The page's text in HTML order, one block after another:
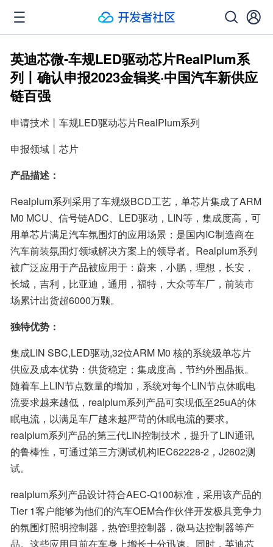
英迪芯微-车规LED驱动芯片RealPlum系
列丨确认申报2023金辑奖·中国汽车新供应
链百强
申请技术丨车规LED驱动芯片RealPlum系列
申报领域丨芯片
产品描述：
Realplum系列采用了车规级BCD工艺，单芯片集成了ARM
M0 MCU、信号链ADC、LED驱动，LIN等，集成度高，可
用单芯片满足汽车氛围灯的应用场景；是国内IC制造商在
汽车前装氛围灯领域解决方案上的领导者。Realplum系列
被广泛应用于产品被应用于：蔚来，小鹏，理想，长安，
长城，吉利，比亚迪，通用，福特，大众等车厂，前装市
场累计出货超6000万颗。
独特优势：
集成LIN SBC,LED驱动,32位ARM M0 核的系统级单芯片
供应及成本优势：供货稳定；集成度高，节约外围晶振。
随着车上LIN节点数量的增加，系统对每个LIN节点休眠电
流要求越来越低，realplum系列产品可实现低至25uA的休
眠电流，以满足车厂越来越严苛的休眠电流的要求。
realplum系列产品的第三代LIN控制技术，提升了LIN通讯
的鲁棒性，可通过第三方测试机构IEC62228-2，J2602测
试。
realplum系列产品设计符合AEC-Q100标准，采用该产品的
Tier 1客户能够为他们的汽车OEM合作伙伴开发极具竞争力
的氛围灯照明控制器，热管理控制器，微马达控制器等产
品。这些应用目前在车身上增长十分迅速。同时，英迪芯